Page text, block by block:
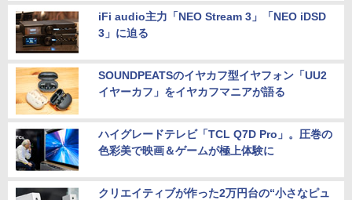
iFi audio主力「NEO Stream 3」「NEO iDSD
3」に迫る
SOUNDPEATSのイヤカフ型イヤフォン「UU2
イヤーカフ」をイヤカフマニアが語る
ハイグレードテレビ「TCL Q7D Pro」。圧巻の
色彩美で映画＆ゲームが極上体験に
クリエイティブが作った2万円台の“小さなピュ